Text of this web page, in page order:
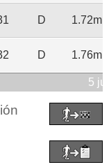
D 1.72m
D 1.76m
5